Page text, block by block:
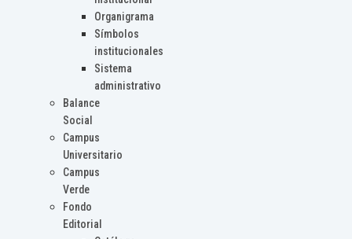
Organigrama
Símbolos
institucionales
Sistema
administrativo
Balance
Social
Campus
Universitario
Campus
Verde
Fondo
Editorial